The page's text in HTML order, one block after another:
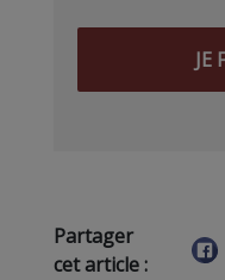
JE
Partager
cet article :